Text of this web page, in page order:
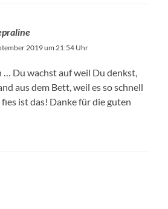
2019 um 21:54 Uhr
… Du wachst auf weil Du denkst,
aus dem Bett, weil es so schnell
ist das! Danke für die guten